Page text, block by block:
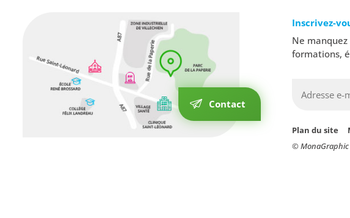
Contact
Inscrivez-
Ne
formations,
Plan du site
© MonaGraphic